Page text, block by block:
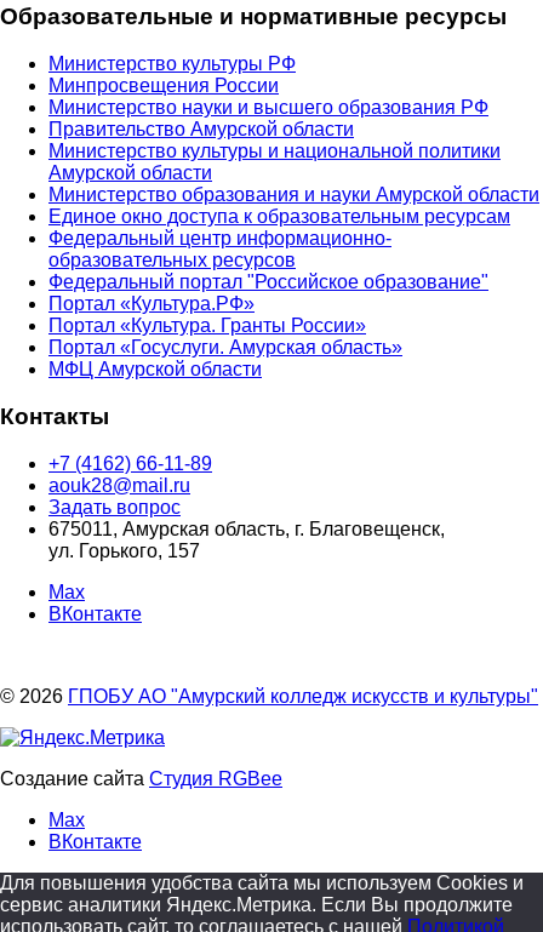
Образовательные и нормативные ресурсы
Министерство культуры РФ
Минпросвещения России
Министерство науки и высшего образования РФ
Правительство Амурской области
Министерство культуры и национальной политики
Амурской области
Министерство образования и науки Амурской области
Единое окно доступа к образовательным ресурсам
Федеральный центр информационно-
образовательных ресурсов
Федеральный портал "Российское образование"
Портал «Культура.РФ»
Портал «Культура. Гранты России»
Портал «Госуслуги. Амурская область»
МФЦ Амурской области
Контакты
+7 (4162) 66-11-89
aouk28@mail.ru
Задать вопрос
675011, Амурская область, г. Благовещенск,
ул. Горького, 157
Max
ВКонтакте
© 2026 ГПОБУ АО "Амурский колледж искусств и культуры"
Создание сайта Студия RGBee
Max
ВКонтакте
Для повышения удобства сайта мы используем Cookies и
сервис аналитики Яндекс.Метрика. Если Вы продолжите
использовать сайт, то соглашаетесь с нашей Политикой